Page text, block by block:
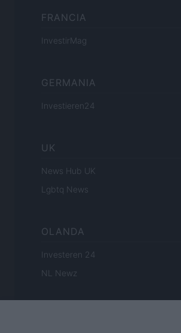
FRANCIA
InvestirMag
GERMANIA
Investieren24
UK
News Hub UK
Lgbtq News
OLANDA
Investeren 24
NL Newz